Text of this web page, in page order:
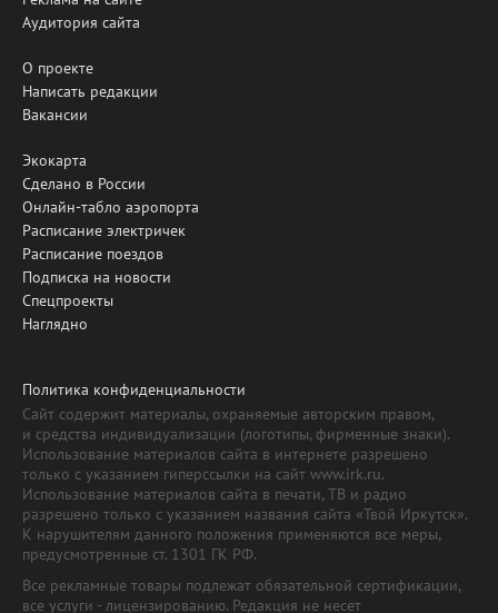
Аудитория сайта
О проекте
Написать редакции
Вакансии
Экокарта
Сделано в России
Онлайн-табло аэропорта
Расписание электричек
Расписание поездов
Подписка на новости
Спецпроекты
Наглядно
Политика конфиденциальности
Сайт содержит материалы, охраняемые авторским правом,
и средства индивидуализации (логотипы, фирменные знаки).
Использование материалов сайта в интернете разрешено
только с указанием гиперссылки на сайт www.irk.ru.
Использование материалов сайта в печати, ТВ и радио
разрешено только с указанием названия сайта «Твой Иркутск».
К нарушителям данного положения применяются все меры,
предусмотренные ст. 1301 ГК РФ.
Все рекламные товары подлежат обязательной сертификации,
все услуги - лицензированию. Редакция не несет